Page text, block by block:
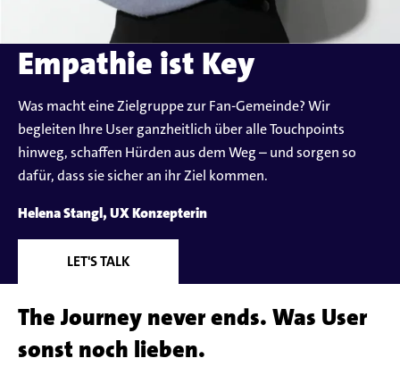
Empathie ist Key
Was macht eine Zielgruppe zur Fan-Gemeinde? Wir
begleiten Ihre User ganzheitlich über alle Touchpoints
hinweg, schaffen Hürden aus dem Weg – und sorgen so
dafür, dass sie sicher an ihr Ziel kommen.
Helena Stangl, UX Konzepterin
LET'S TALK
The Journey never ends. Was User
sonst noch lieben.